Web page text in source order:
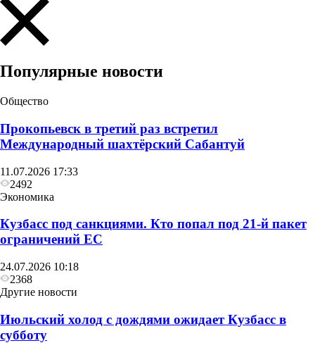
Общество
Золото Всероссийский соревнований у
Прокопьевского ВГСО
Популярные новости
Общество
Прокопьевск в третий раз встретил
Международный шахтёрский Сабантуй
11.07.2026 17:33
2492
Экономика
Кузбасс под санкциями. Кто попал под 21‑й пакет
ограничений ЕС
24.07.2026 10:18
2368
Другие новости
Июльский холод с дождями ожидает Кузбасс в
субботу